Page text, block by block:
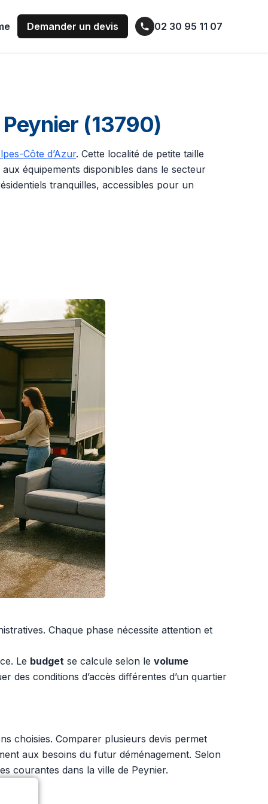
Demander un devis 02 30 95 11 07
(13790)
Côte d’Azur. Cette localité de petite taille
équipements disponibles dans le secteur
tranquilles, accessibles pour un
Chaque phase nécessite attention et
Le budget se calcule selon le volume
des conditions d’accès différentes d’un quartier
choisies. Comparer plusieurs devis permet
aux besoins du futur déménagement. Selon
courantes dans la ville de Peynier.